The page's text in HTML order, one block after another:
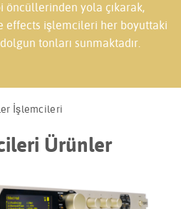
öncüllerinden yola çıkarak,
effects işlemcileri her boyuttaki
tonları sunmaktadır.
İşlemcileri
Ürünler